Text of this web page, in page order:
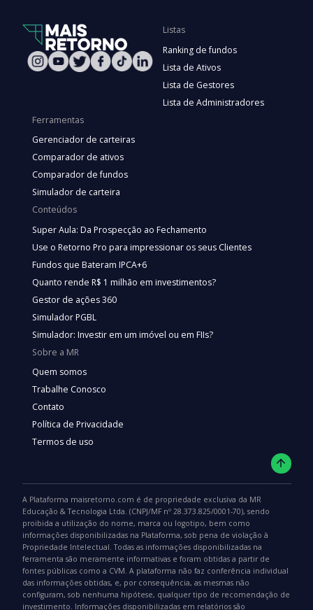
Listas
Ranking de fundos
Lista de Ativos
Lista de Gestores
Lista de Administradores
Ferramentas
Gerenciador de carteiras
Comparador de ativos
Comparador de fundos
Simulador de carteira
Conteúdos
Super Aula: Da Prospecção ao Fechamento
Use o Retorno Pro para impressionar os seus Clientes
Fundos que Bateram IPCA+6
Quanto rende R$ 1 milhão em investimentos?
Gestor de ações 360
Simulador PGBL
Simulador: Investir em um imóvel ou em FIIs?
Sobre a MR
Quem somos
Trabalhe Conosco
Contato
Política de Privacidade
Termos de uso
A Plataforma maisretorno.com é de propriedade exclusiva da MR
Educação & Tecnologia Ltda. (CNPJ/MF nº 28.373.825/0001-70), sendo
proibida a utilização do nome, marca ou logotipo, bem como
informações disponibilizadas na Plataforma, sob pena de violação à
Propriedade Intelectual. Todas as informações disponibilizadas na
ferramenta são meramente informativas e foram obtidas a partir de
fontes públicas como a CVM. A plataforma não faz conferência individual
das informações obtidas, e, por consequência, as mesmas não
configuram, sob nenhuma hipótese, qualquer tipo de recomendação de
investimento. Informações disponibilizadas em relatórios são